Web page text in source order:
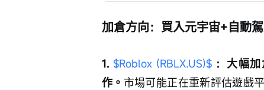
加倉方向：買入元宇宙+自動
1. $Roblox (RBLX.US)$ ：大幅加
作。 市場可能正在重新評估遊戲